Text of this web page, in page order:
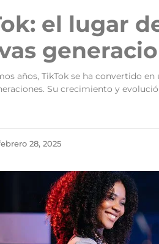
el lugar
años, TikTok se ha convertido
Su crecimiento y
28, 2025